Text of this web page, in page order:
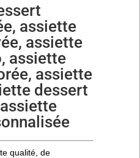
assiette
assiette
assiette
assiette
dessert
qualité, de